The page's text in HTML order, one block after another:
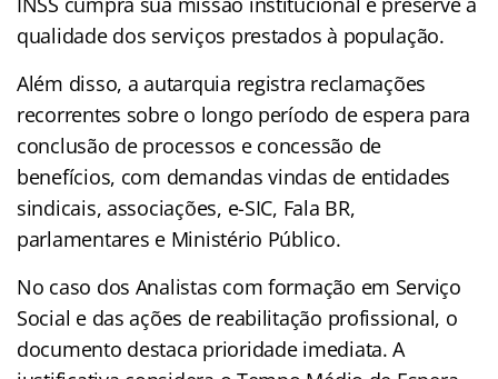
qualidade dos serviços prestados à população.
Além disso, a autarquia registra reclamações
recorrentes sobre o longo período de espera para
conclusão de processos e concessão de
benefícios, com demandas vindas de entidades
sindicais, associações, e-SIC, Fala BR,
parlamentares e Ministério Público.
No caso dos Analistas com formação em Serviço
Social e das ações de reabilitação profissional, o
documento destaca prioridade imediata. A